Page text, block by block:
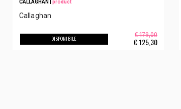
CALLAGHAN product
Callaghan
€ 179,00
€125,30
DISPONIBILE